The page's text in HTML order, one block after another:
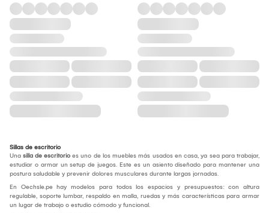
Sillas de escritorio
Una silla de escritorio es uno de los muebles más usados en casa, ya sea para trabajar,
estudiar o armar un setup de juegos. Este es un asiento diseñado para mantener una
postura saludable y prevenir dolores musculares durante largas jornadas.
En Oechsle.pe hay modelos para todos los espacios y presupuestos: con altura
regulable, soporte lumbar, respaldo en malla, ruedas y más características para armar
un lugar de trabajo o estudio cómodo y funcional.